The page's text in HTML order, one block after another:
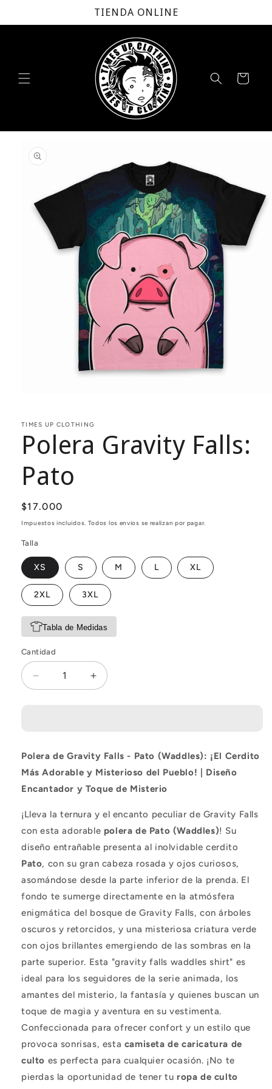
al contenido
TIENDA ONLINE
Carrito
información
1
en
una
ventana
TIMES UP CLOTHING
Polera Gravity Falls:
Pato
Precio
habitual
$17.000
Impuestos incluidos. Todos los envios se realizan por pagar.
Talla
XS S M L XL
2XL 3XL
Tabla de Medidas
Cantidad
Reducir
cantidad
Pato
Aumentar
cantidad
Pato
Polera de Gravity Falls - Pato (Waddles): ¡El Cerdito
Más Adorable y Misterioso del Pueblo! | Diseño
Encantador y Toque de Misterio
¡Lleva la ternura y el encanto peculiar de Gravity Falls
con esta adorable polera de Pato (Waddles)! Su
diseño entrañable presenta al inolvidable cerdito
Pato, con su gran cabeza rosada y ojos curiosos,
asomándose desde la parte inferior de la prenda. El
fondo te sumerge directamente en la atmósfera
enigmática del bosque de Gravity Falls, con árboles
oscuros y retorcidos, y una misteriosa criatura verde
con ojos brillantes emergiendo de las sombras en la
parte superior. Esta "gravity falls waddles shirt" es
ideal para los seguidores de la serie animada, los
amantes del misterio, la fantasía y quienes buscan un
toque de magia y aventura en su vestimenta.
Confeccionada para ofrecer confort y un estilo que
provoca sonrisas, esta camiseta de caricatura de
culto es perfecta para cualquier ocasión. ¡No te
pierdas la oportunidad de tener turopa de culto